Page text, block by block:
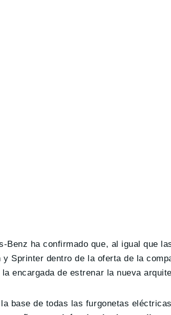
Benz ha confirmado que, al igual que
Sprinter dentro de la oferta de la
encargada de estrenar la nueva
base de todas las furgonetas